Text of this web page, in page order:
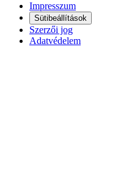
Impresszum
Sütibeállítások
Szerzői jog
Adatvédelem